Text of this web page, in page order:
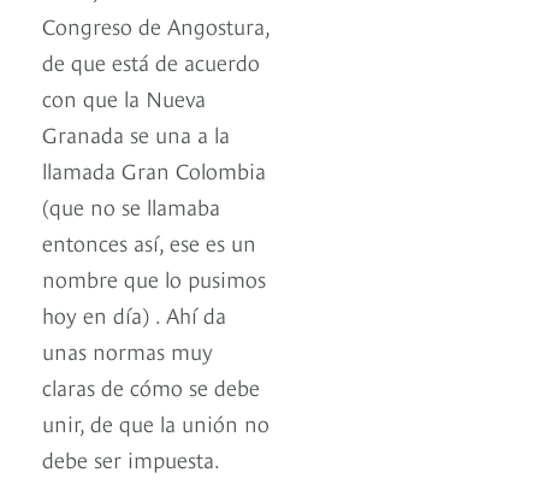
Congreso de Angostura,
de que está de acuerdo
con que la Nueva
Granada se una a la
llamada Gran Colombia
(que no se llamaba
entonces así, ese es un
nombre que lo pusimos
hoy en día) . Ahí da
unas normas muy
claras de cómo se debe
unir, de que la unión no
debe ser impuesta.